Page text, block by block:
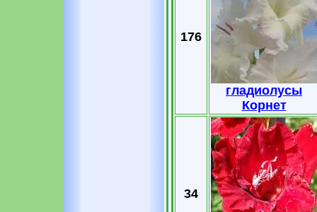
176
гладиолусы
Корнет
34